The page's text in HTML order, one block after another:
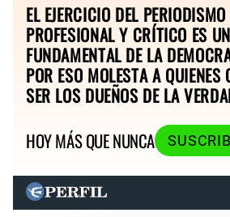
EL EJERCICIO DEL PERIODISMO
PROFESIONAL Y CRÍTICO ES
FUNDAMENTAL DE LA
POR ESO MOLESTA A QUIENES
SER LOS DUEÑOS DE LA
HOY MÁS QUE NUNCA